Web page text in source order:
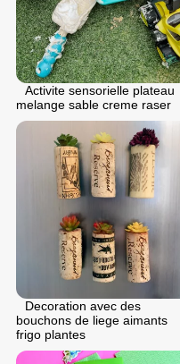
Activite sensorielle plateau
melange sable creme raser
Decoration avec des
bouchons de liege aimants
frigo plantes